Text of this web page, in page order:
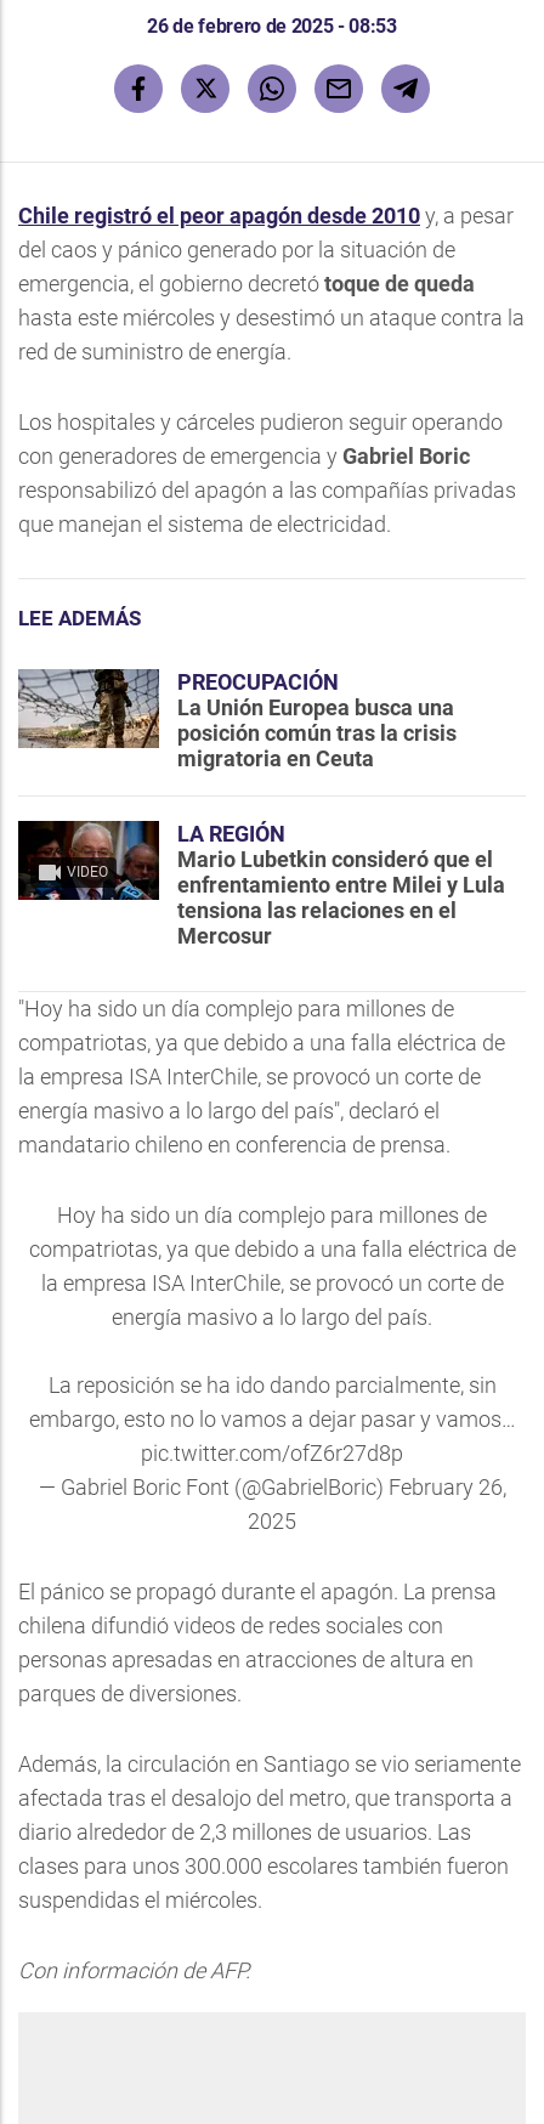
26 de febrero de 2025 - 08:53
Chile registró el peor apagón desde 2010y, a pesar
del caos y pánico generado por la situación de
emergencia, el gobierno decretótoque de queda
hasta este miércoles y desestimó un ataque contra la
red de suministro de energía.
Los hospitales y cárceles pudieron seguir operando
con generadores de emergencia y Gabriel Boric
responsabilizó del apagón a las compañías privadas
que manejan el sistema de electricidad.
LEE ADEMÁS
PREOCUPACIÓN
La Unión Europea busca una
posición común tras la crisis
migratoria en Ceuta
VIDEO
LA REGIÓN
Mario Lubetkin consideró que el
enfrentamiento entre Milei y Lula
tensiona las relaciones en el
Mercosur
"Hoy ha sido un día complejo para millones de
compatriotas, ya que debido a una falla eléctrica de
la empresa ISA InterChile, se provocó un corte de
energía masivo a lo largo del país", declaró el
mandatario chileno en conferencia de prensa.
Hoy ha sido un día complejo para millones de
compatriotas, ya que debido a una falla eléctrica de
la empresa ISA InterChile, se provocó un corte de
energía masivo a lo largo del país.
La reposición se ha ido dando parcialmente, sin
embargo, esto no lo vamos a dejar pasar y vamos…
pic.twitter.com/ofZ6r27d8p
— Gabriel Boric Font (@GabrielBoric) February 26,
2025
El pánico se propagó durante el apagón. La prensa
chilena difundió videos de redes sociales con
personas apresadas en atracciones de altura en
parques de diversiones.
Además, la circulación en Santiago se vio seriamente
afectada tras el desalojo del metro, que transporta a
diario alrededor de 2,3 millones de usuarios. Las
clases para unos 300.000 escolares también fueron
suspendidas el miércoles.
Con información de AFP.